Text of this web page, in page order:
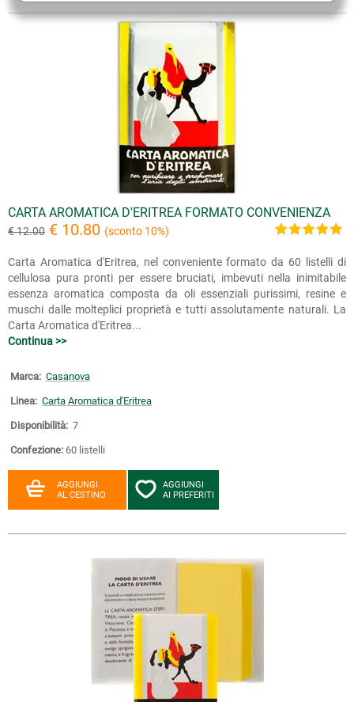
CARTA AROMATICA D'ERITREA FORMATO CONVENIENZA
€ 12.00 € 10.80 (sconto 10%)
Carta Aromatica d'Eritrea, nel conveniente formato da 60 listelli di
cellulosa pura pronti per essere bruciati, imbevuti nella inimitabile
essenza aromatica composta da oli essenziali purissimi, resine e
muschi dalle molteplici proprietà e tutti assolutamente naturali. La
Carta Aromatica d'Eritrea...
Continua >>
Marca: Casanova
Linea: Carta Aromatica d'Eritrea
Disponibilità: 7
Confezione: 60 listelli
AGGIUNGI
AL CESTINO
AGGIUNGI
AI PREFERITI